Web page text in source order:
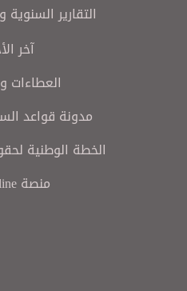
التقارير السنوية
آخر
العطاءات
مدونة قواعد
الخطة الوطنية
منصة safeonline